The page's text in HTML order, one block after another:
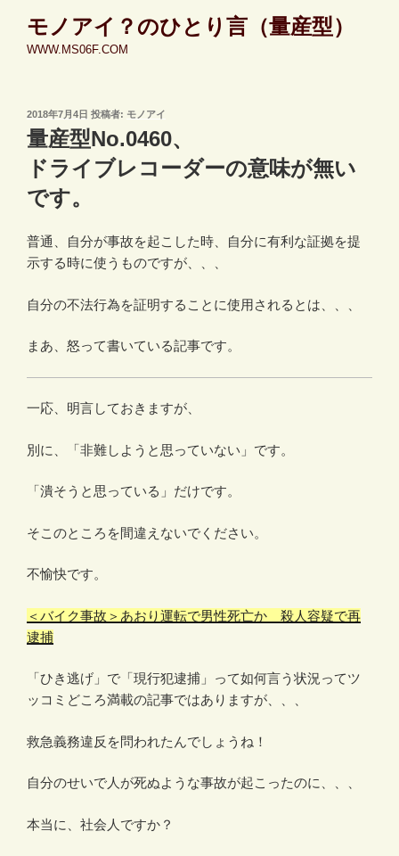
モノアイ？のひとり言（量産型）
WWW.MS06F.COM
投
稿
日:
2018年7月4日 投稿者: モノアイ
量産型No.0460、
ドライブレコーダーの意味が無い
です。
普通、自分が事故を起こした時、自分に有利な証拠を提
示する時に使うものですが、、、
自分の不法行為を証明することに使用されるとは、、、
まあ、怒って書いている記事です。
一応、明言しておきますが、
別に、「非難しようと思っていない」です。
「潰そうと思っている」だけです。
そこのところを間違えないでください。
不愉快です。
＜バイク事故＞あおり運転で男性死亡か 殺人容疑で再
逮捕
「ひき逃げ」で「現行犯逮捕」って如何言う状況ってツ
ッコミどころ満載の記事ではありますが、、、
救急義務違反を問われたんでしょうね！
自分のせいで人が死ぬような事故が起こったのに、、、
本当に、社会人ですか？